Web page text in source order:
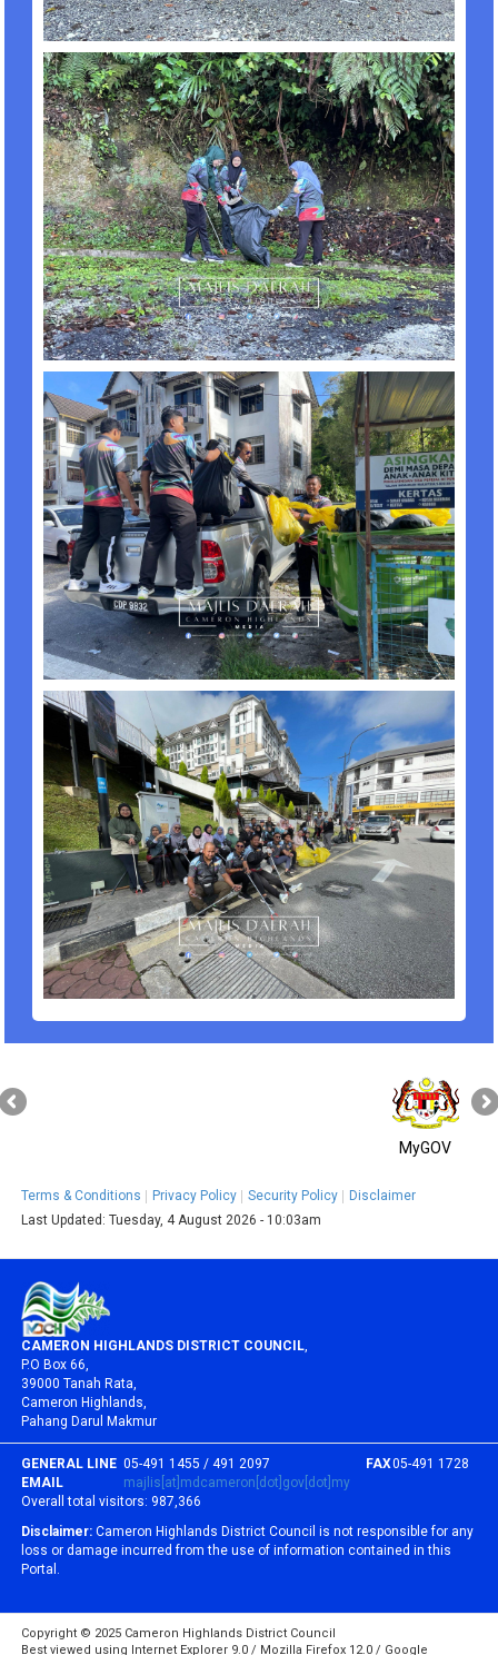
MyGOV
Terms & Conditions Privacy Policy Security Policy
Disclaimer
Last Updated:Tuesday, 4 August 2026 - 10:03am
CAMERON HIGHLANDS DISTRICT COUNCIL
P.O Box 66,
39000 Tanah Rata,
Cameron Highlands,
Pahang Darul Makmur
GENERAL LINE 05-491 1455 / 491 2097 FAX05-491 1728
EMAIL
majlis[at]mdcameron[dot]gov[dot]my
Overall total visitors: 987,366
Disclaimer: Cameron Highlands District Council is not responsible for any
loss or damage incurred from the use of information contained in this
Portal.
Copyright © 2025 Cameron Highlands District Council
Best viewed using Internet Explorer 9.0 / Mozilla Firefox 12.0 / Google